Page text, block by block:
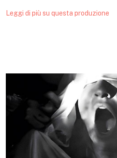
Leggi di più su questa produzione